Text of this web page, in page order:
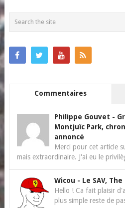
Commentaires
Philippe Gouvet -
Montjuïc Park,
annoncé
Merci pour cet article
mais extraordinaire. J'ai eu le
Wicou - Le SAV,
Hello ! Ca fait plaisir
plus simple reste de